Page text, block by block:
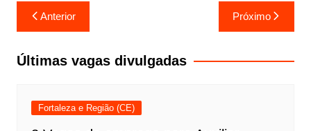
Navegação
de
Post
Anterior Próximo
Últimas vagas divulgadas
Fortaleza e Região (CE)